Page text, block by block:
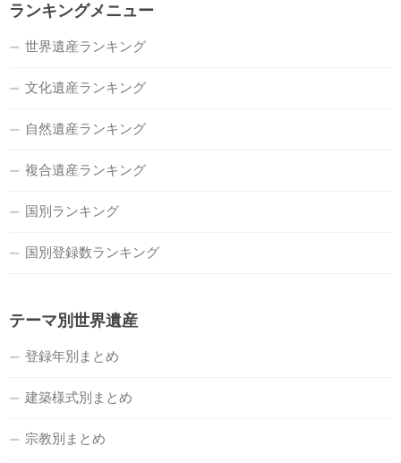
ランキングメニュー
世界遺産ランキング
文化遺産ランキング
自然遺産ランキング
複合遺産ランキング
国別ランキング
国別登録数ランキング
テーマ別世界遺産
登録年別まとめ
建築様式別まとめ
宗教別まとめ